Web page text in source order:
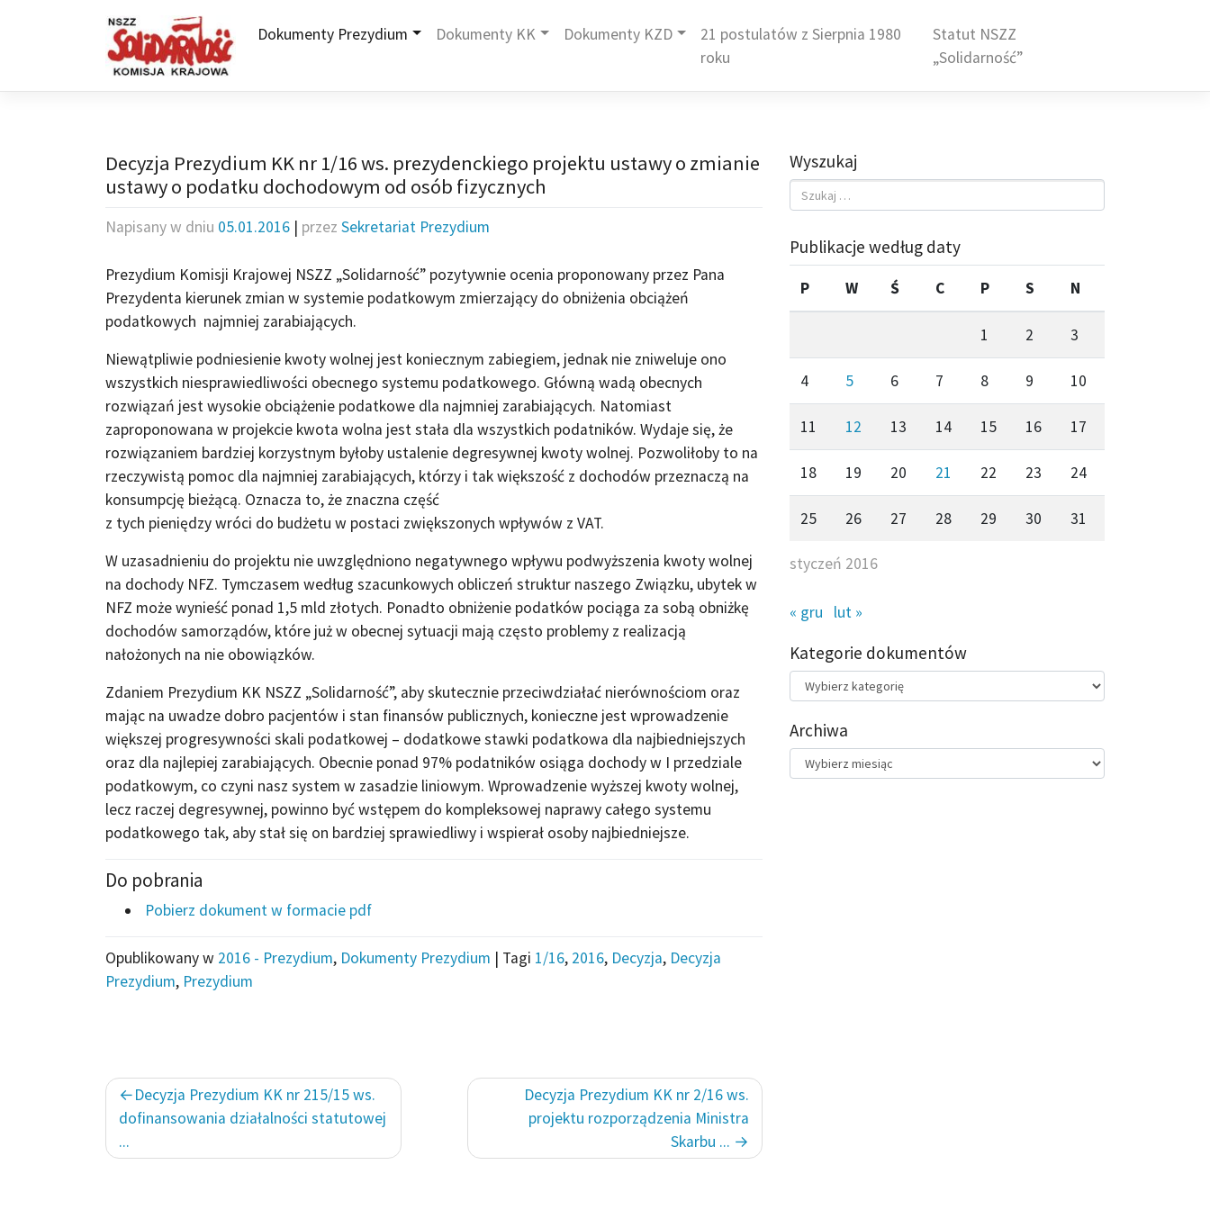
Dokumenty Prezydium Dokumenty KK Dokumenty KZD
21 postulatów z Sierpnia 1980
roku
Statut NSZZ
„Solidarność”
Decyzja Prezydium KK nr 1/16 ws. prezydenckiego projektu ustawy o zmianie
ustawy o podatku dochodowym od osób fizycznych
Napisany w dniu 05.01.2016 | przez Sekretariat Prezydium
Prezydium Komisji Krajowej NSZZ „Solidarność” pozytywnie ocenia proponowany przez Pana
Prezydenta kierunek zmian w systemie podatkowym zmierzający do obniżenia obciążeń
podatkowych najmniej zarabiających.
Niewątpliwie podniesienie kwoty wolnej jest koniecznym zabiegiem, jednak nie zniweluje ono
wszystkich niesprawiedliwości obecnego systemu podatkowego. Główną wadą obecnych
rozwiązań jest wysokie obciążenie podatkowe dla najmniej zarabiających. Natomiast
zaproponowana w projekcie kwota wolna jest stała dla wszystkich podatników. Wydaje się, że
rozwiązaniem bardziej korzystnym byłoby ustalenie degresywnej kwoty wolnej. Pozwoliłoby to na
rzeczywistą pomoc dla najmniej zarabiających, którzy i tak większość z dochodów przeznaczą na
konsumpcję bieżącą. Oznacza to, że znaczna część
z tych pieniędzy wróci do budżetu w postaci zwiększonych wpływów z VAT.
W uzasadnieniu do projektu nie uwzględniono negatywnego wpływu podwyższenia kwoty wolnej
na dochody NFZ. Tymczasem według szacunkowych obliczeń struktur naszego Związku, ubytek w
NFZ może wynieść ponad 1,5 mld złotych. Ponadto obniżenie podatków pociąga za sobą obniżkę
dochodów samorządów, które już w obecnej sytuacji mają często problemy z realizacją
nałożonych na nie obowiązków.
Zdaniem Prezydium KK NSZZ „Solidarność”, aby skutecznie przeciwdziałać nierównościom oraz
mając na uwadze dobro pacjentów i stan finansów publicznych, konieczne jest wprowadzenie
większej progresywności skali podatkowej – dodatkowe stawki podatkowa dla najbiedniejszych
oraz dla najlepiej zarabiających. Obecnie ponad 97% podatników osiąga dochody w I przedziale
podatkowym, co czyni nasz system w zasadzie liniowym. Wprowadzenie wyższej kwoty wolnej,
lecz raczej degresywnej, powinno być wstępem do kompleksowej naprawy całego systemu
podatkowego tak, aby stał się on bardziej sprawiedliwy i wspierał osoby najbiedniejsze.
Do pobrania
Pobierz dokument w formacie pdf
Opublikowany w 2016 - Prezydium, Dokumenty Prezydium | Tagi 1/16, 2016, Decyzja, Decyzja
Prezydium, Prezydium
Nawigacja
wpisu
Decyzja Prezydium KK nr 215/15 ws.
dofinansowania działalności statutowej
...
Decyzja Prezydium KK nr 2/16 ws.
projektu rozporządzenia Ministra
Skarbu ...
Wyszukaj
Publikacje według daty
styczeń 2016
P W Ś C P S N
1 2 3
4 5 6 7 8 9 10
11 12 13 14 15 16 17
18 19 20 21 22 23 24
25 26 27 28 29 30 31
« gru lut »
Kategorie dokumentów
Kategorie
dokumentów
Archiwa
Archiwa